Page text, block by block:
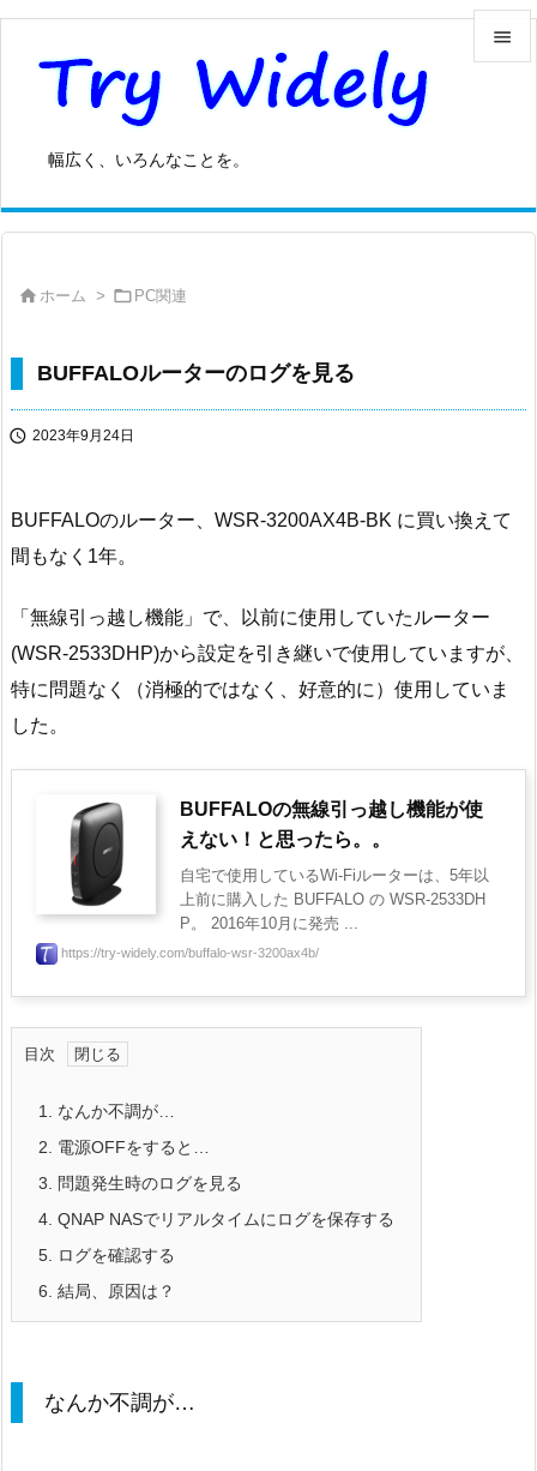
幅広く、いろんなことを。


前へ
 ホーム >  PC関連
BUFFALOルーターのログを見る
 2023年9月24日
BUFFALOのルーター、WSR-3200AX4B-BK に買い換えて
間もなく1年。
「無線引っ越し機能」で、以前に使用していたルーター
(WSR-2533DHP)から設定を引き継いで使用していますが、
特に問題なく（消極的ではなく、好意的に）使用していま
した。
BUFFALOの無線引っ越し機能が使
えない！と思ったら。。
自宅で使用しているWi-Fiルーターは、5年以
上前に購入した BUFFALO の WSR-2533DH
P。 2016年10月に発売 ...
https://try-widely.com/buffalo-wsr-3200ax4b/
目次
1.
なんか不調が…
2.
電源OFFをすると…
3.
問題発生時のログを見る
4. QNAP NASでリアルタイムにログを保存する
5.
ログを確認する
6. 結局、原因は？
なんか不調が…